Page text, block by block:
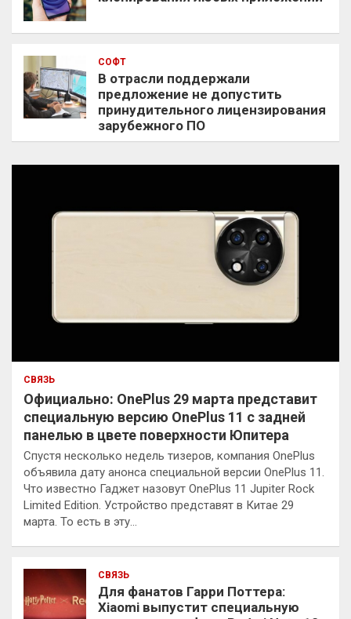
СОФТ
В отрасли поддержали
предложение не допустить
принудительного лицензирования
зарубежного ПО
СВЯЗЬ
Официально: OnePlus 29 марта представит
специальную версию OnePlus 11 с задней
панелью в цвете поверхности Юпитера
Спустя несколько недель тизеров, компания OnePlus
объявила дату анонса специальной версии OnePlus 11.
Что известно Гаджет назовут OnePlus 11 Jupiter Rock
Limited Edition. Устройство представят в Китае 29
марта. То есть в эту…
СВЯЗЬ
Для фанатов Гарри Поттера:
Xiaomi выпустит специальную